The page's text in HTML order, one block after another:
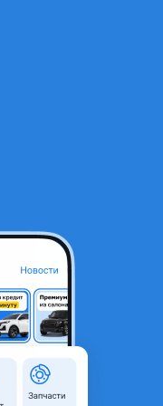
дверь
Алматинская